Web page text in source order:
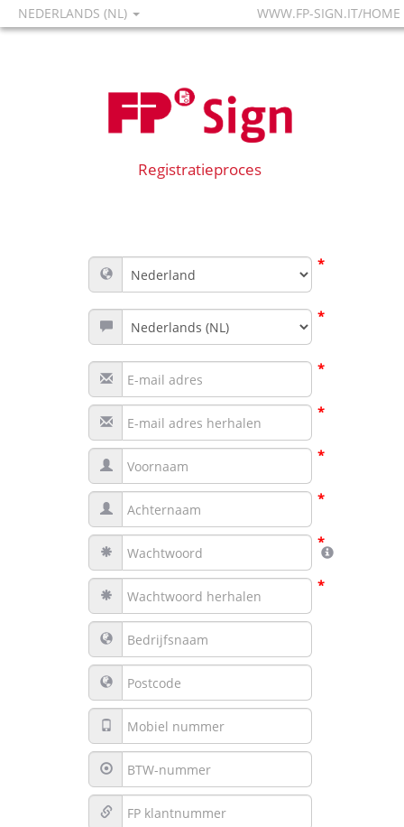
NEDERLANDS (NL) WWW.FP-SIGN.IT/HOME
Registratieproces
*
*
*
*
*
*
*
*